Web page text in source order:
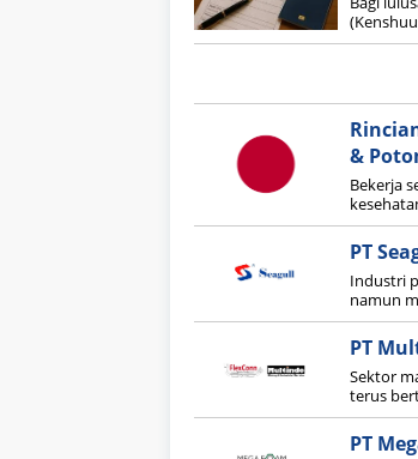
&
Bekerja
PT
Industri
namun
PT
Sektor
terus
PT